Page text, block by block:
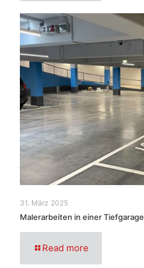
31. März 2025
Malerarbeiten in einer Tiefgarage
Read more